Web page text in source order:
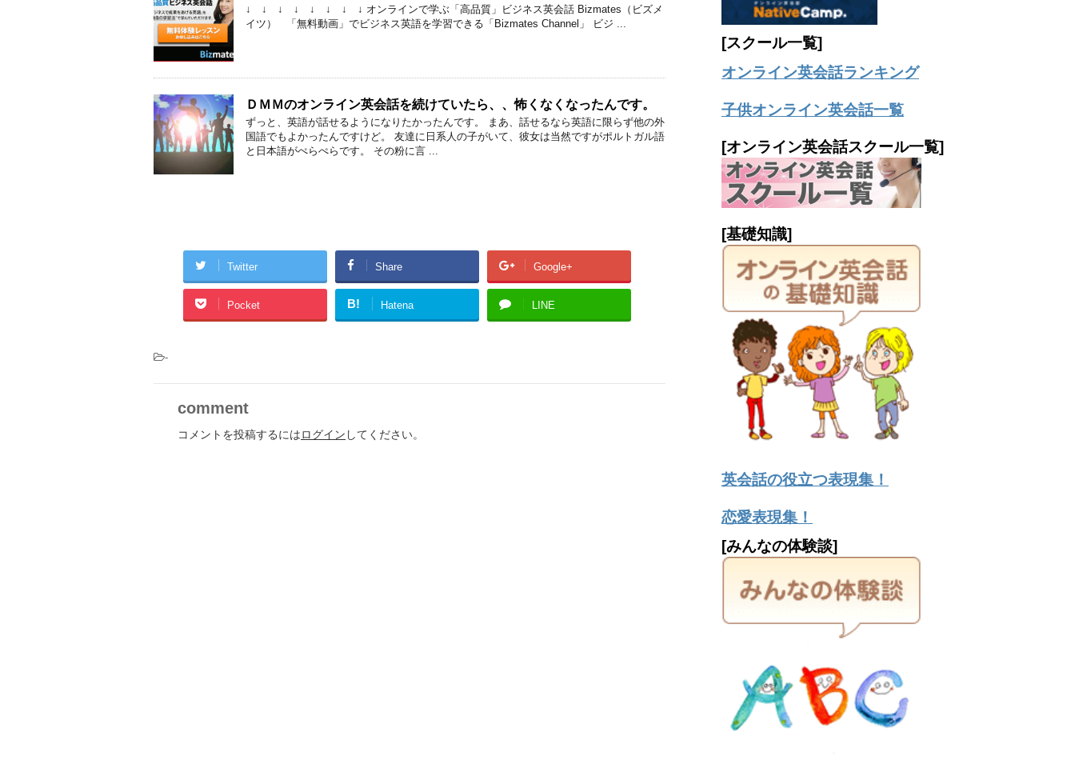
↓ ↓ ↓ ↓ ↓ ↓ ↓ ↓ オンラインで学ぶ「高品質」ビジネス英会話 Bizmates（ビズメ
イツ） 「無料動画」でビジネス英語を学習できる「Bizmates Channel」 ビジ ...
ＤＭＭのオンライン英会話を続けていたら、、怖くなくなったんです。
ずっと、英語が話せるようになりたかったんです。 まあ、話せるなら英語に限らず他の外
国語でもよかったんですけど。 友達に日系人の子がいて、彼女は当然ですがポルトガル語
と日本語がぺらぺらです。 その粉に言 ...
Twitter Share Google+
Pocket B! Hatena LINE
-
comment
コメントを投稿するにはログイン してください。
[スクール一覧]
オンライン英会話ランキング
子供オンライン英会話一覧
[オンライン英会話スクール一覧]
[基礎知識]
英会話の役立つ表現集！
恋愛表現集！
[みんなの体験談]